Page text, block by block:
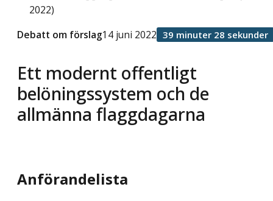
2022)
Ett modernt offentligt
belöningssystem och de
allmänna flaggdagarna
Debatt om förslag14 juni 2022 39 minuter 28 sekunder
Anförandelista